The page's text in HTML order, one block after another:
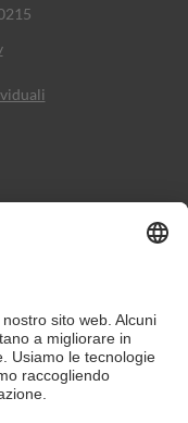
vacanza in
e offerte nelle